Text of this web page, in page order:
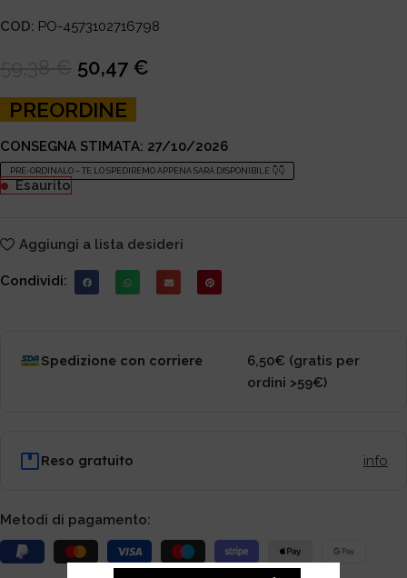
COD: PO-4573102716798
50,47 €
PREORDINE
CONSEGNA STIMATA: 27/10/2026
PRE-ORDINALO – TE LO SPEDIREMO APPENA SARÀ DISPONIBILE 👇👇
Esaurito
Aggiungi a lista desideri
Condividi:
Spedizione con corriere
6,50€ (gratis per
ordini >59€)
Reso gratuito info
Metodi di pagamento: